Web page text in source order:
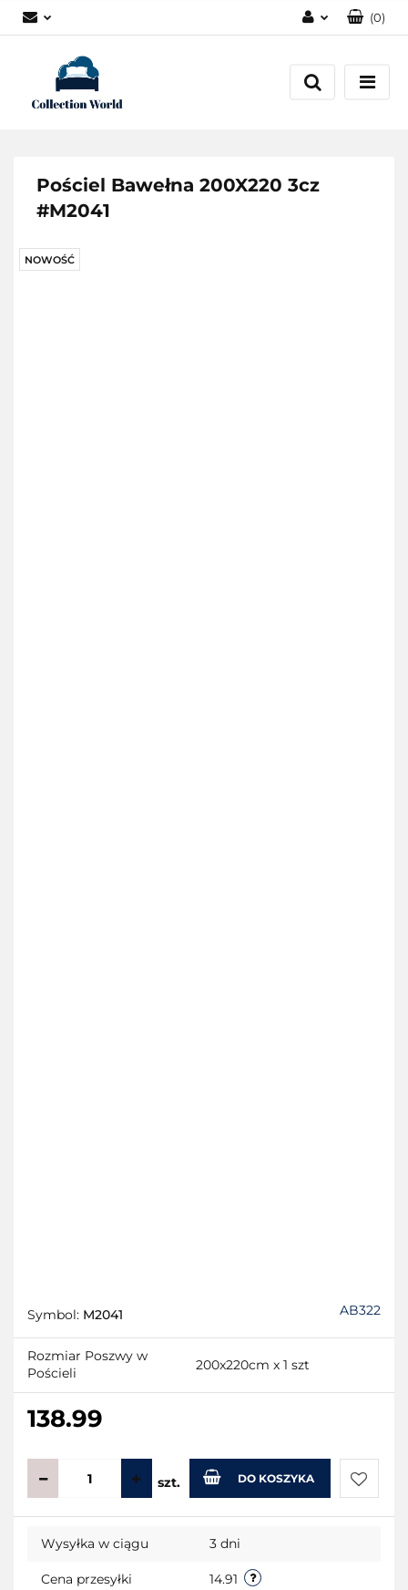
Zarejestruj się
(0)
Pościel Bawełna 200X220 3cz
#M2041
NOWOŚĆ
Symbol: M2041 AB322
Rozmiar Poszwy w
Pościeli
200x220cm x 1 szt
138.99
szt. DO KOSZYKA
Do
Wysyłka w ciągu 3 dni
Cena przesyłki 14.91